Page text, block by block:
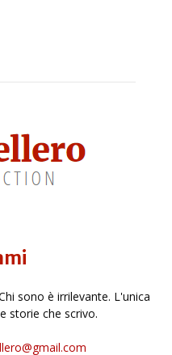
sono è irrilevante. L'unica
storie che scrivo.